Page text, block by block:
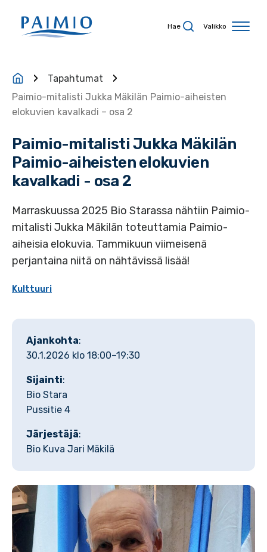
Hae Valikko
Tapahtumat
Paimio-mitalisti Jukka Mäkilän Paimio-aiheisten
elokuvien kavalkadi – osa 2
Paimio-mitalisti Jukka Mäkilän
Paimio-aiheisten elokuvien
kavalkadi - osa 2
Marraskuussa 2025 Bio Starassa nähtiin Paimio-
mitalisti Jukka Mäkilän toteuttamia Paimio-
aiheisia elokuvia. Tammikuun viimeisenä
perjantaina niitä on nähtävissä lisää!
Kulttuuri
Ajankohta:
30.1.2026 klo 18:00–19:30
Sijainti:
Bio Stara
Pussitie 4
Järjestäjä:
Bio Kuva Jari Mäkilä